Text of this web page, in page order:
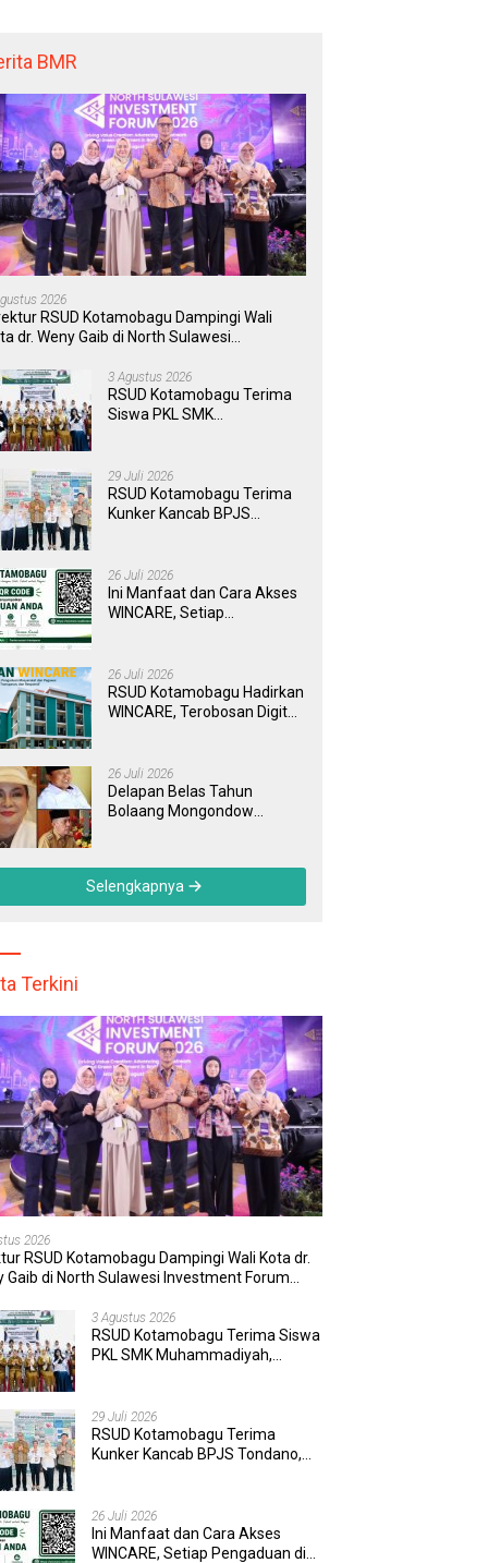
BMR
2026
RSUD Kotamobagu Dampingi Wali
dr. Weny Gaib di North Sulawesi
3 Agustus 2026
RSUD Kotamobagu Terima
Siswa PKL SMK
dan Layanan Kesehatan
29 Juli 2026
RSUD Kotamobagu Terima
Kunker Kancab BPJS
Wujudkan UHC
26 Juli 2026
Ini Manfaat dan Cara Akses
WINCARE, Setiap
Dipantau Dan Ditangani
dengan Tuntas
26 Juli 2026
RSUD Kotamobagu Hadirkan
WINCARE, Terobosan Digital
yang Cepat, Transparan, dan
Responsif
26 Juli 2026
Delapan Belas Tahun
Bolaang Mongondow
Sebuah Daerah yang
Menolak Tertinggal
Selengkapnya
Terkini
2026
RSUD Kotamobagu Dampingi Wali Kota dr.
Gaib di North Sulawesi Investment Forum
3 Agustus 2026
RSUD Kotamobagu Terima Siswa
PKL SMK Muhammadiyah,
29 Juli 2026
RSUD Kotamobagu Terima
Kunker Kancab BPJS Tondano,
26 Juli 2026
Ini Manfaat dan Cara Akses
WINCARE, Setiap Pengaduan di